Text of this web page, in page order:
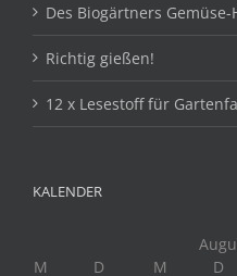
Des Biogärtners
Richtig gießen!
12 x Lesestoff für
KALENDER
M
D M D